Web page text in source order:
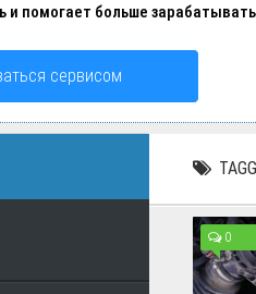
и помогает больше
сервисом
0